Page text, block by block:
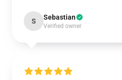
S Sebastian
Verified owner